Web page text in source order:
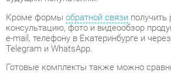
Готовые комплекты также можно
нашем шоу-руме и купить Набор мебели
Тиффани 26 ширина 242 см,
нашего центрального склада в г.
список адресов и магазинов смотрите на
контактов